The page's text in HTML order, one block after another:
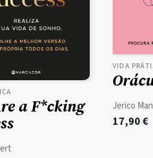
a F*cking
VIDA
Jerico
17,90 €